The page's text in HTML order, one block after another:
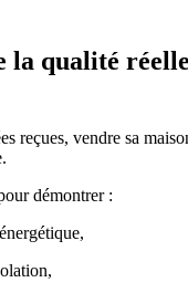
la qualité
reçues, vendre sa
démontrer :